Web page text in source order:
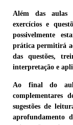
Além das aulas
exercícios e
possivelmente
prática permitirá
das questões,
interpretação e
Ao final do
complementares
sugestões de
aprofundamento